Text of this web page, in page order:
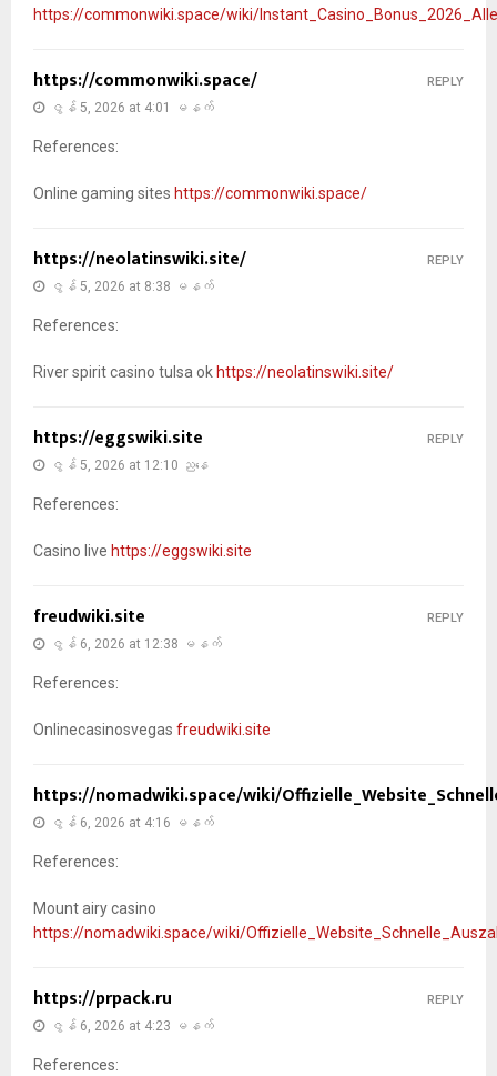
https://commonwiki.space/wiki/
https://commonwiki.space/
ဇွန် 5, 2026 at 4:01 မနက်
References:
Online gaming sites https://commonwiki.space/
REPLY
https://neolatinswiki.site/
ဇွန် 5, 2026 at 8:38 မနက်
References:
River spirit casino tulsa ok https://neolatinswiki.site/
REPLY
https://eggswiki.site
ဇွန် 5, 2026 at 12:10 ညနေ
References:
Casino live https://eggswiki.site
REPLY
freudwiki.site
ဇွန် 6, 2026 at 12:38 မနက်
References:
Onlinecasinosvegas freudwiki.site
REPLY
https://nomadwiki.space/wiki/
ဇွန် 6, 2026 at 4:16 မနက်
References:
Mount airy casino
https://nomadwiki.space/wiki/
https://prpack.ru
ဇွန် 6, 2026 at 4:23 မနက်
References:
REPLY